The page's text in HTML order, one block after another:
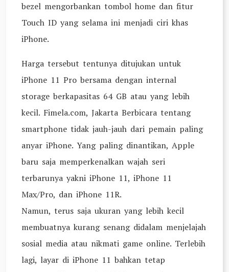
bezel mengorbankan tombol home dan fitur
Touch ID yang selama ini menjadi ciri khas
iPhone.
Harga tersebut tentunya ditujukan untuk
iPhone 11 Pro bersama dengan internal
storage berkapasitas 64 GB atau yang lebih
kecil. Fimela.com, Jakarta Berbicara tentang
smartphone tidak jauh-jauh dari pemain paling
anyar iPhone. Yang paling dinantikan, Apple
baru saja memperkenalkan wajah seri
terbarunya yakni iPhone 11, iPhone 11
Max/Pro, dan iPhone 11R.
Namun, terus saja ukuran yang lebih kecil
membuatnya kurang senang didalam menjelajah
sosial media atau nikmati game online. Terlebih
lagi, layar di iPhone 11 bahkan tetap